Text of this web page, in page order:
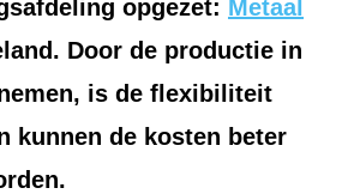
opgezet: Metaal
Door de productie in
is de flexibiliteit
kunnen de kosten beter